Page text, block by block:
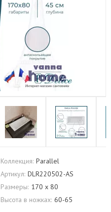
Коллекция: Parallel
Артикул: DLR220502-AS
Размеры: 170 x 80
Высота в ножках: 60-65